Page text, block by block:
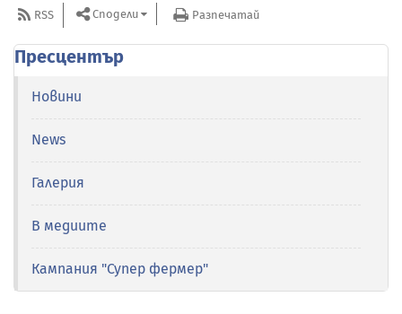
RSS Сподели Разпечатай
Пресцентър
Новини
News
Галерия
В медиите
Кампания "Супер фермер"